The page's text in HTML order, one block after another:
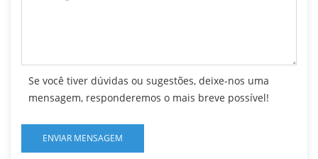
Se você tiver dúvidas ou sugestões, deixe-nos uma
mensagem, responderemos o mais breve possível!